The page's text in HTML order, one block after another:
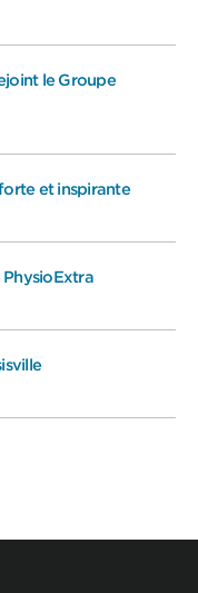
le Groupe
et inspirante